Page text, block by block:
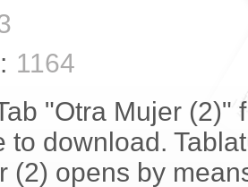
1164
"Otra Mujer (2)"
to download.
(2) opens by